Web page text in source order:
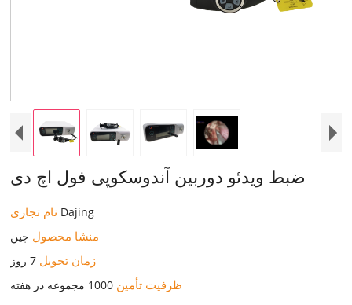
ضبط ویدئو دوربین آندوسکوپی فول اچ دی
Dajing
منشا محصول چین
زمان تحویل 7 روز
ظرفیت تأمین 1000 مجموعه در هفته